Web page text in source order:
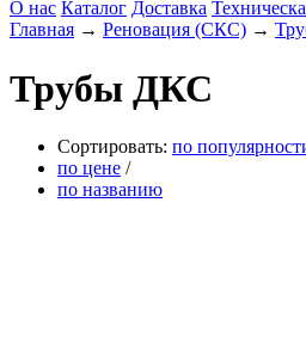
О нас Каталог Доставка
Главная → Реновация (СКС) →
Трубы ДКС
Сортировать: по
по цене /
по названию